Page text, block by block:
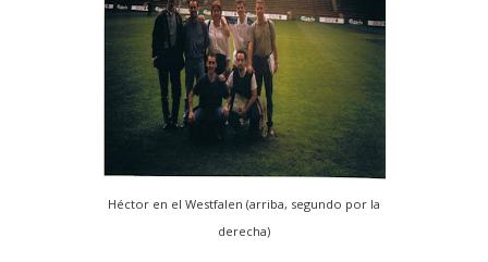
Héctor en el Westfalen (arriba, segundo por la
derecha)